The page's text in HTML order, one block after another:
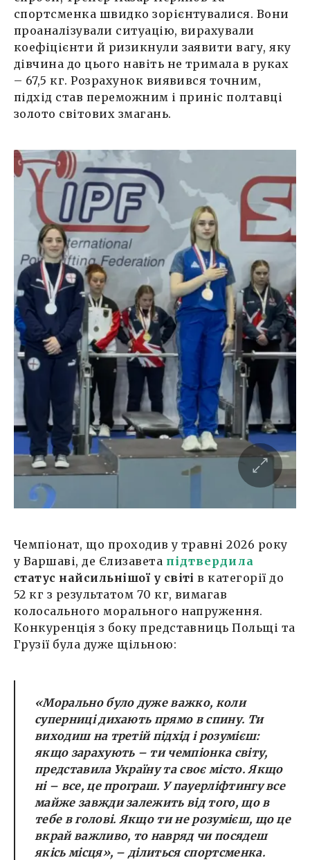
спортсменка швидко зорієнтувалися. Вони
проаналізували ситуацію, вирахували
коефіцієнти й ризикнули заявити вагу, яку
дівчина до цього навіть не тримала в руках
– 67,5 кг. Розрахунок виявився точним,
підхід став переможним і приніс полтавці
золото світових змагань.
Чемпіонат, що проходив у травні 2026 року
у Варшаві, де Єлизавета підтвердила
статус найсильнішої у світів категорії до
52 кг з результатом 70 кг, вимагав
колосального морального напруження.
Конкуренція з боку представниць Польщі та
Грузії була дуже щільною:
«Морально було дуже важко, коли
суперниці дихають прямо в спину. Ти
виходиш на третій підхід і розумієш:
якщо зарахують – ти чемпіонка світу,
представила Україну та своє місто. Якщо
ні – все, це програш. У пауерліфтингу все
майже завжди залежить від того, що в
тебе в голові. Якщо ти не розумієш, що це
вкрай важливо, то навряд чи посядеш
якісь місця», – ділиться спортсменка.